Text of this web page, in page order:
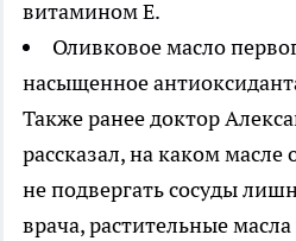
витамином Е.
Оливковое масло
насыщенное
Также ранее доктор
рассказал, на каком
не подвергать сосуды
врача, растительные